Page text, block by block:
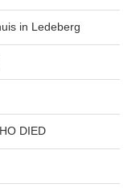
in Ledeberg
DIED